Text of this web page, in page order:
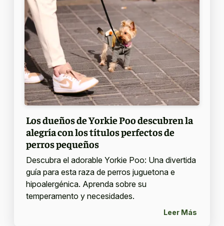
Los dueños de Yorkie Poo descubren la
alegría con los títulos perfectos de
perros pequeños
Descubra el adorable Yorkie Poo: Una divertida
guía para esta raza de perros juguetona e
hipoalergénica. Aprenda sobre su
temperamento y necesidades.
Leer Más